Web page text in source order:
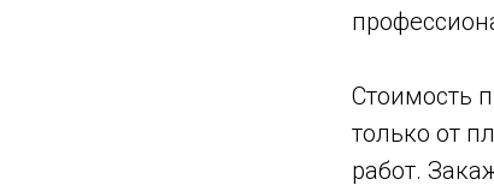
Стоимость
только от
работ.